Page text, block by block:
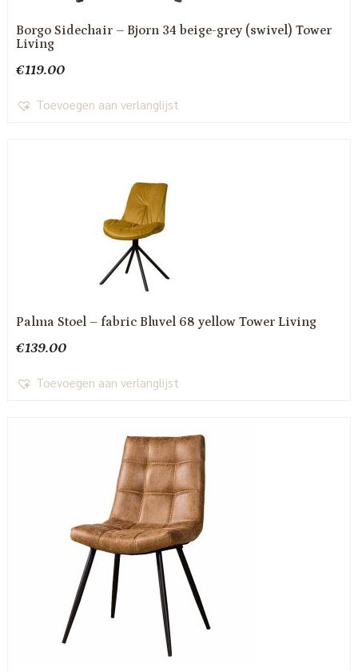
Borgo Sidechair – Bjorn 34 beige-grey (swivel) Tower
Living
€119.00
Toevoegen aan verlanglijst
Palma Stoel – fabric Bluvel 68 yellow Tower Living
€139.00
Toevoegen aan verlanglijst